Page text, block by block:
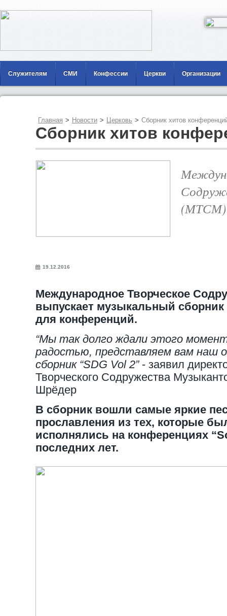
Служителям СМИ Конфессии Церкви Организации
Главная > Новости > Церковь > Сборник хитов
Сборник хитов
(МТСМ)
19.12.2016
Международное Творческое
выпускает музыкальный сборник
для конференций.
“Мы так долго ждали этого
радостью, представляем вам наш
сборник “SDG Vol 2”- заявил
Творческого Содружества
Шрёдер
В сборник вошли самые яркие
прославления из тех, которые
исполнялись на конференциях
последних лет.